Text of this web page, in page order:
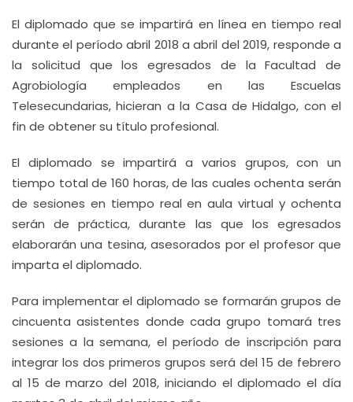
El diplomado que se impartirá en línea en tiempo real
durante el período abril 2018 a abril del 2019, responde a
la solicitud que los egresados de la Facultad de
Agrobiología empleados en las Escuelas
Telesecundarias, hicieran a la Casa de Hidalgo, con el
fin de obtener su título profesional.
El diplomado se impartirá a varios grupos, con un
tiempo total de 160 horas, de las cuales ochenta serán
de sesiones en tiempo real en aula virtual y ochenta
serán de práctica, durante las que los egresados
elaborarán una tesina, asesorados por el profesor que
imparta el diplomado.
Para implementar el diplomado se formarán grupos de
cincuenta asistentes donde cada grupo tomará tres
sesiones a la semana, el período de inscripción para
integrar los dos primeros grupos será del 15 de febrero
al 15 de marzo del 2018, iniciando el diplomado el día